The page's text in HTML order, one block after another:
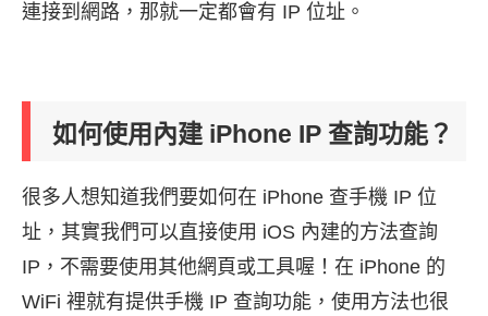
連接到網路，那就一定都會有 IP 位址。
如何使用內建 iPhone IP 查詢功能？
很多人想知道我們要如何在 iPhone 查手機 IP 位
址，其實我們可以直接使用 iOS 內建的方法查詢
IP，不需要使用其他網頁或工具喔！在 iPhone 的
WiFi 裡就有提供手機 IP 查詢功能，使用方法也很